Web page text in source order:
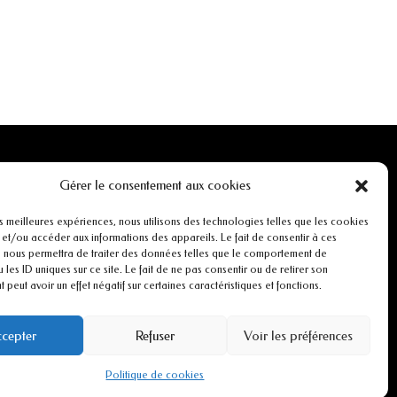
Gérer le consentement aux cookies
meilleures expériences, nous utilisons des technologies telles que les cookies
ou accéder aux informations des appareils. Le fait de consentir à ces
permettra de traiter des données telles que le comportement de
les ID uniques sur ce site. Le fait de ne pas consentir ou de retirer son
peut avoir un effet négatif sur certaines caractéristiques et fonctions.
Refuser Voir les préférences
Politique de cookies
INFORMATIONS
Mentions légales
Conditions générales de ventes
Politiques de cookies